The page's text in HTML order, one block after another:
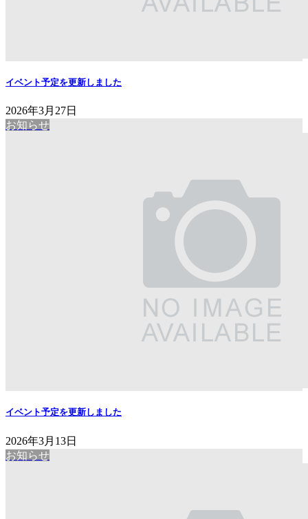
イベント予定を更新しました
2026年3月27日
お知らせ
イベント予定を更新しました
2026年3月13日
お知らせ